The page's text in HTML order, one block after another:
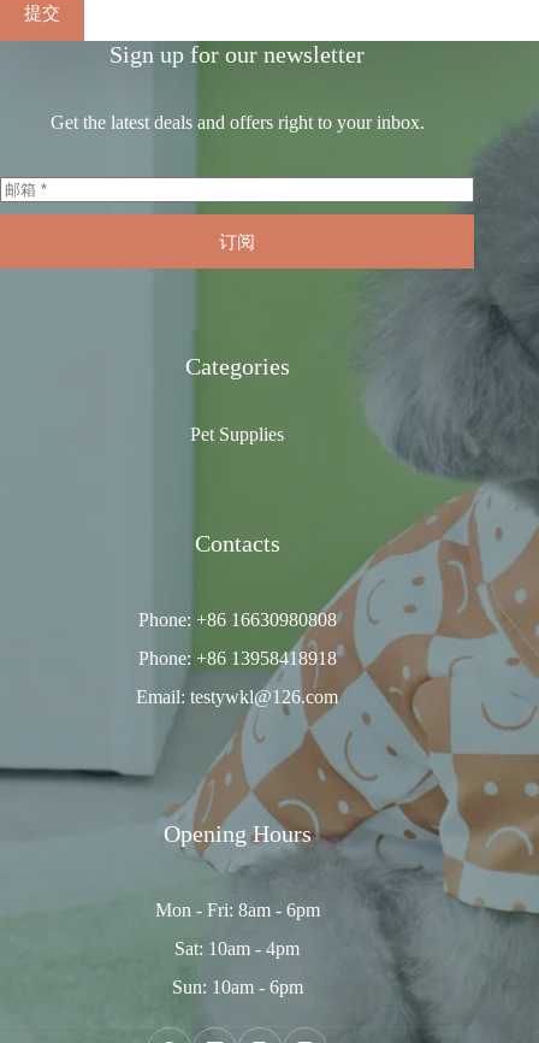
提交
Sign up for our newsletter
Get the latest deals and offers right to your inbox.
订阅
Categories
Pet Supplies
Contacts
Phone: +86 16630980808
Phone: +86 13958418918
Email: testywkl@126.com
Opening Hours
Mon - Fri: 8am - 6pm
Sat: 10am - 4pm
Sun: 10am - 6pm